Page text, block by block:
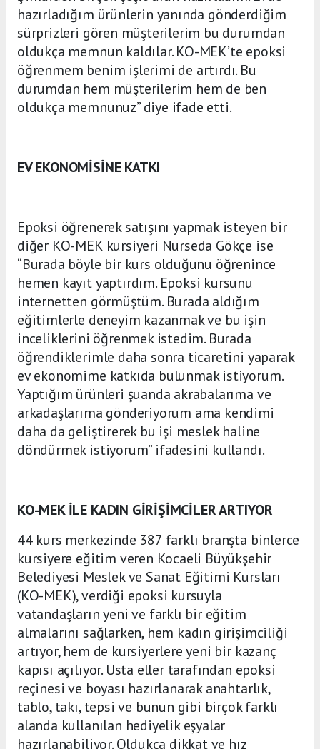
hazırladığım ürünlerin yanında gönderdiğim
sürprizleri gören müşterilerim bu durumdan
oldukça memnun kaldılar. KO-MEK’te epoksi
öğrenmem benim işlerimi de artırdı. Bu
durumdan hem müşterilerim hem de ben
oldukça memnunuz” diye ifade etti.
EV EKONOMİSİNE KATKI
Epoksi öğrenerek satışını yapmak isteyen bir
diğer KO-MEK kursiyeri Nurseda Gökçe ise
“Burada böyle bir kurs olduğunu öğrenince
hemen kayıt yaptırdım. Epoksi kursunu
internetten görmüştüm. Burada aldığım
eğitimlerle deneyim kazanmak ve bu işin
inceliklerini öğrenmek istedim. Burada
öğrendiklerimle daha sonra ticaretini yaparak
ev ekonomime katkıda bulunmak istiyorum.
Yaptığım ürünleri şuanda akrabalarıma ve
arkadaşlarıma gönderiyorum ama kendimi
daha da geliştirerek bu işi meslek haline
döndürmek istiyorum” ifadesini kullandı.
KO-MEK İLE KADIN GİRİŞİMCİLER ARTIYOR
44 kurs merkezinde 387 farklı branşta binlerce
kursiyere eğitim veren Kocaeli Büyükşehir
Belediyesi Meslek ve Sanat Eğitimi Kursları
(KO-MEK), verdiği epoksi kursuyla
vatandaşların yeni ve farklı bir eğitim
almalarını sağlarken, hem kadın girişimciliği
artıyor, hem de kursiyerlere yeni bir kazanç
kapısı açılıyor. Usta eller tarafından epoksi
reçinesi ve boyası hazırlanarak anahtarlık,
tablo, takı, tepsi ve bunun gibi birçok farklı
alanda kullanılan hediyelik eşyalar
hazırlanabiliyor. Oldukça dikkat ve hız